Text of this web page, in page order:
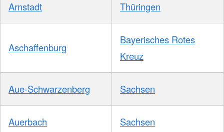
Arnstadt Thüringen
Aschaffenburg
Bayerisches Rotes
Kreuz
Aue-Schwarzenberg Sachsen
Auerbach Sachsen